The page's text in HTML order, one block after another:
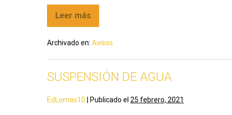
Leer más
Archivado en: Avisos
SUSPENSIÓN DE AGUA
EdLomas10 Publicado el 25 febrero, 2021